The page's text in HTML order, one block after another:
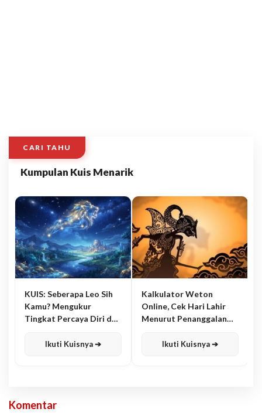
CARI TAHU
Kumpulan Kuis Menarik
KUIS: Seberapa Leo Sih
Kamu? Mengukur
Tingkat Percaya Diri dan
Ikuti Kuisnya ➔
Kalkulator Weton
Online, Cek Hari Lahir
Menurut Penanggalan
Ikuti Kuisnya ➔
Komentar